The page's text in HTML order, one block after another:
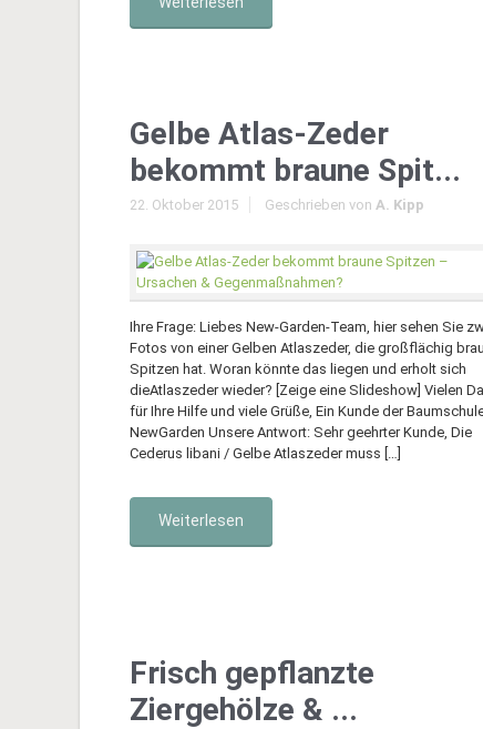
Gelbe Atlas-Zeder
bekommt braune Spit...
22. Oktober 2015 Geschrieben von A. Kipp
Ihre Frage: Liebes New-Garden-Team, hier sehen Sie
Fotos von einer Gelben Atlaszeder, die großflächig
Spitzen hat. Woran könnte das liegen und erholt sich
dieAtlaszeder wieder? [Zeige eine Slideshow] Vielen
für Ihre Hilfe und viele Grüße, Ein Kunde der
NewGarden Unsere Antwort: Sehr geehrter Kunde, Die
Cederus libani / Gelbe Atlaszeder muss […]
Weiterlesen
Frisch gepflanzte
Ziergehölze & ...